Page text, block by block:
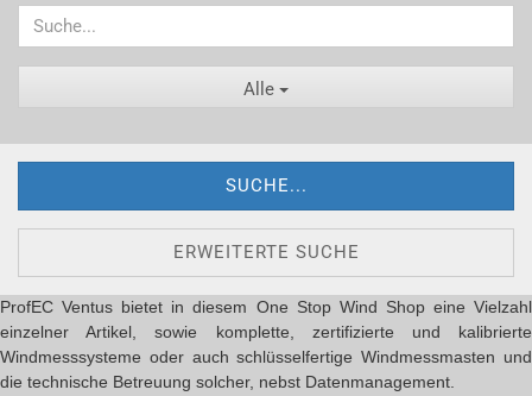
Alle
SUCHE...
ERWEITERTE SUCHE
ProfEC Ventus bietet in diesem One Stop Wind Shop eine Vielzahl
einzelner Artikel, sowie komplette, zertifizierte und kalibrierte
Windmesssysteme oder auch schlüsselfertige Windmessmasten und
die technische Betreuung solcher, nebst Datenmanagement.